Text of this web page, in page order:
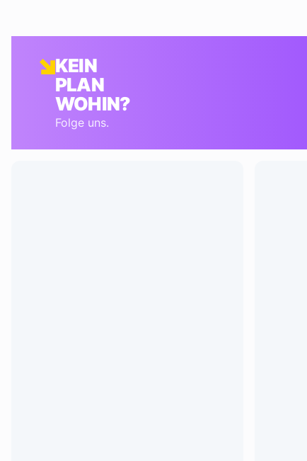
KEIN
PLAN
WOHIN?
Folge uns.